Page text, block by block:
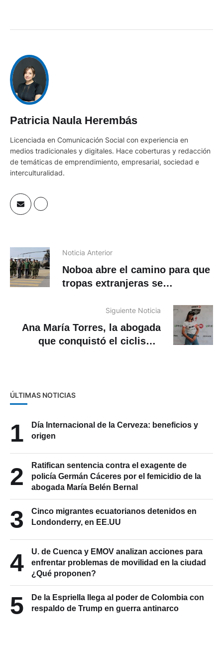
Licenciada en Comunicación Social con experiencia en
medios tradicionales y digitales. Hace coberturas y redacción
de temáticas de emprendimiento, empresarial, sociedad e
Noticia Anterior
Noboa abre el camino para que
desplieguen en Ecuador
Siguiente Noticia
Ana María Torres, la abogada
ÚLTIMAS NOTICIAS
1
Día Internacional de la Cerveza: beneficios y
2
Ratifican sentencia contra el exagente de
policía Germán Cáceres por el femicidio de la
abogada María Belén Bernal
3
Cinco migrantes ecuatorianos detenidos en
4
U. de Cuenca y EMOV analizan acciones para
enfrentar problemas de movilidad en la ciudad
¿Qué proponen?
5
De la Espriella llega al poder de Colombia con